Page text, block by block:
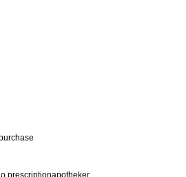
prescriptionapotheker